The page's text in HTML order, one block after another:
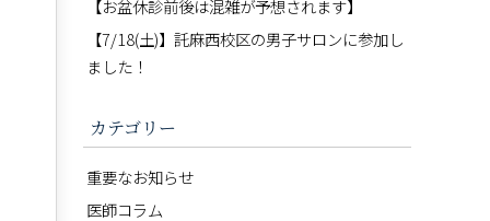
【お盆休診前後は混雑が予想されます】
【7/18(土)】託麻西校区の男子サロンに参加し
ました！
カテゴリー
重要なお知らせ
医師コラム